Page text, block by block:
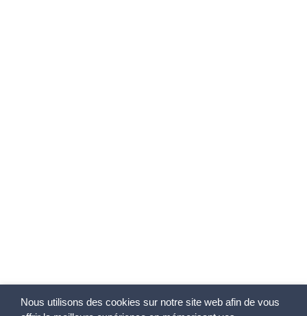
Nous utilisons des cookies sur notre site web afin de vous